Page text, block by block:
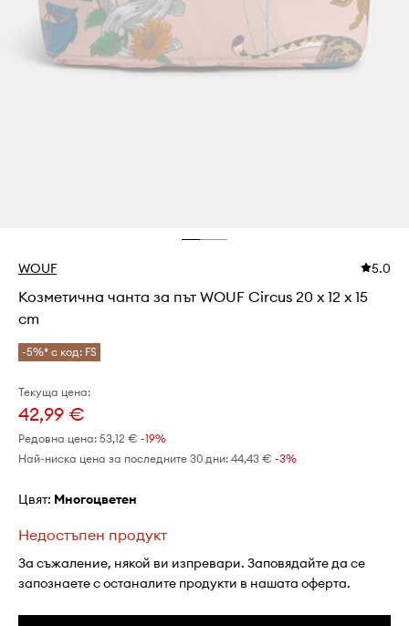
WOUF 5.0
Козметична чанта за път WOUF Circus 20 x 12 x 15
cm
-5%* с код: FS
Текуща цена:
42,99 €
Редовна цена: 53,12 € -19%
Най-ниска цена за последните 30 дни: 44,43 € -3%
Цвят: многоцветен
Недостъпен продукт
За съжаление, някой ви изпревари. Заповядайте да се
запознаете с останалите продукти в нашата оферта.